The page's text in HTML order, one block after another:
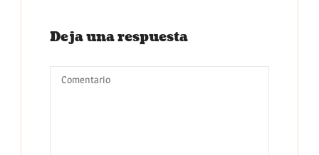
Deja una respuesta